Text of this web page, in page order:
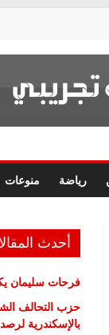
رياضة منوعات
أحدث
فرحات سليمان
حزب التحالف
بالإسكندرية